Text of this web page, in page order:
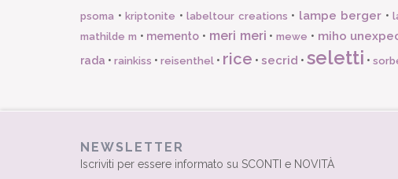
psoma •kriptonite •labeltour creations • lampe berger •
mathilde m • memento • meri meri •mewe • miho
rada • rainkiss • reisenthel • rice • secrid • seletti •
NEWSLETTER
Iscriviti per essere informato su SCONTI e NOVITÀ